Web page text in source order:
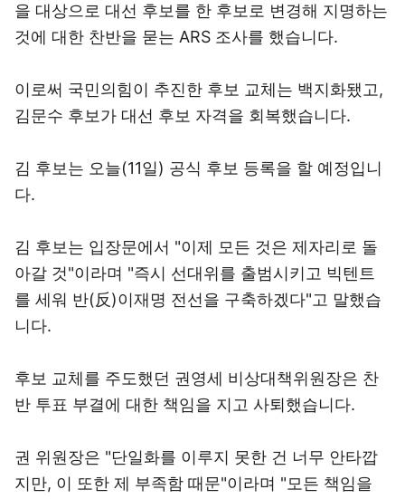
을 대상으로 대선 후보를 한 후보로 변경해 지명하는
것에 대한 찬반을 묻는 ARS 조사를 했습니다.
이로써 국민의힘이 추진한 후보 교체는 백지화됐고,
김문수 후보가 대선 후보 자격을 회복했습니다.
김 후보는 오늘(11일) 공식 후보 등록을 할 예정입니
다.
김 후보는 입장문에서 "이제 모든 것은 제자리로 돌
아갈 것"이라며 "즉시 선대위를 출범시키고 빅텐트
를 세워 반(反)이재명 전선을 구축하겠다"고 말했습
니다.
후보 교체를 주도했던 권영세 비상대책위원장은 찬
반 투표 부결에 대한 책임을 지고 사퇴했습니다.
권 위원장은 "단일화를 이루지 못한 건 너무 안타깝
지만, 이 또한 제 부족함 때문"이라며 "모든 책임을